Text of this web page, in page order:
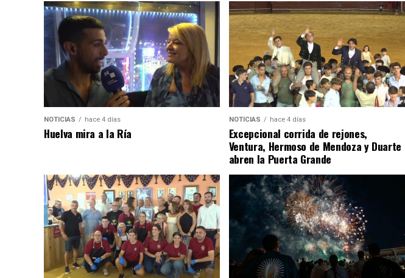
NOTICIAS hace 4 días
Huelva mira a la Ría
NOTICIAS hace 4 días
Excepcional corrida de rejones,
Ventura, Hermoso de Mendoza y Duarte
abren la Puerta Grande